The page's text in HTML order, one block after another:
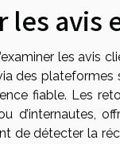
les avis
les avis
des plateformes
fiable. Les
d’internautes,
de détecter la